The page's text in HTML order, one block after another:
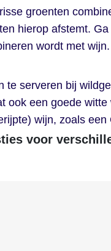
groenten
hierop afstemt.
wordt met
serveren bij
ook een goede
wijn, zoals
voor